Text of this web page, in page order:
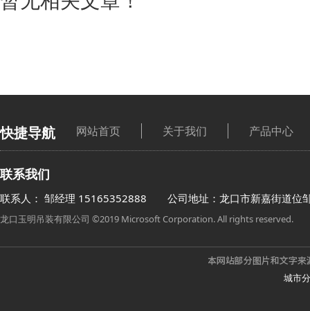
快捷导航 网站首页 关于我们 产品中心
联系我们
联系人： 邹经理 15165352888 公司地址：龙口市新嘉街道位
龙口玉明吊装有限公司 ©2019 Microsoft Corporation. All rights reserved.
城市